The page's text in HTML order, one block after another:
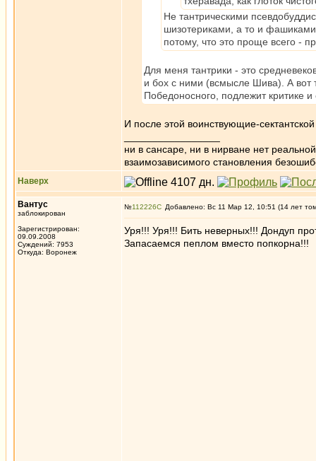
Не тантрическими
шизотериками, а то и
потому, что это проще всего -
Для меня тантрики - это
и бох с ними (всмысле Шива). А вот
Победоносного, подлежит критике
И после этой воинствующие-
ни в сансаре, ни в нирване нет
взаимозависимого становления
Наверх
Вантус
заблокирован
Зарегистрирован:
09.09.2008
Суждений: 7953
Откуда: Воронеж
№112226 Добавлено: Вс 11 Мар 12, 10:51 (14 лет
Уря!!! Уря!!! Бить неверных!!! Дондуп
Запасаемся пеплом вместо попкорна!!!